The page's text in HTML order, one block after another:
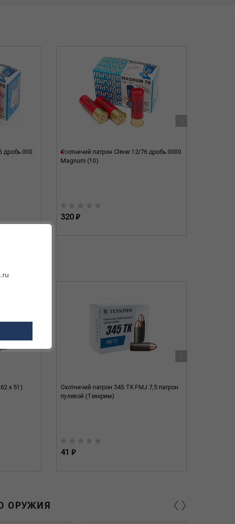
дробь 000
Охотничий патрон Clever 12/76 дробь 0000
Magnum (10)
320 ₽
›
x 51)
Охотничий патрон 345 TK FMJ 7,5 патрон
пулевой (Техкрим)
41 ₽
›
ОРУЖИЯ ‹›